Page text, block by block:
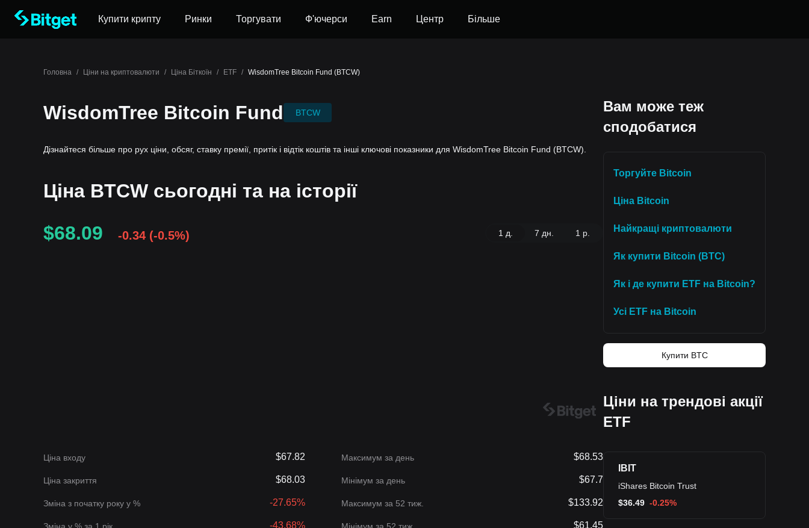
Купити крипту Ринки Торгувати Ф'ючерси Earn Центр Більше
Головна / Ціни на криптовалюти / Ціна Біткоїн / ETF / WisdomTree Bitcoin Fund (BTCW)
WisdomTree Bitcoin Fund BTCW
Дізнайтеся більше про рух ціни, обсяг, ставку премії, притік і відтік коштів та інші ключові показники для WisdomTree Bitcoin Fund (BTCW).
Ціна BTCW сьогодні та на історії
$68.09
-0.34 (-0.5%) 1 д. 7 дн. 1 р.
Ціна входу $67.82 Максимум за день $68.53
Ціна закриття $68.03 Мінімум за день $67.7
Зміна з початку року у % -27.65% Максимум за 52 тиж. $133.92
-43.68% $61.45
Вам може теж
сподобатися
Торгуйте Bitcoin
Ціна Bitcoin
Найкращі криптовалюти
Як купити Bitcoin (BTC)
Як і де купити ETF на Bitcoin?
Усі ETF на Bitcoin
Купити BTC
Ціни на трендові акції
ETF
IBIT
iShares Bitcoin Trust
$36.49 -0.25%